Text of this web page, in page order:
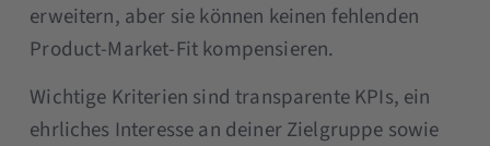
erweitern, aber sie können keinen fehlenden
Product-Market-Fit kompensieren.
Wichtige Kriterien sind transparente KPIs, ein
ehrliches Interesse an deiner Zielgruppe sowie